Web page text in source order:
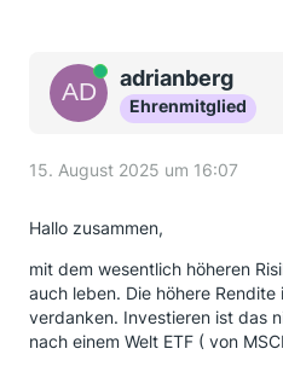
Onlineadrianberg
Ehrenmitglied
15. August 2025 um 16:07
Hallo zusammen,
mit dem wesentlich höheren
auch leben. Die höhere
verdanken. Investieren ist das
nach einem Welt ETF ( von